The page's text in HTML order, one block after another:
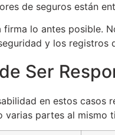
de seguros están
lo antes posible.
y los registros
Ser
en estos casos
varias partes al mismo